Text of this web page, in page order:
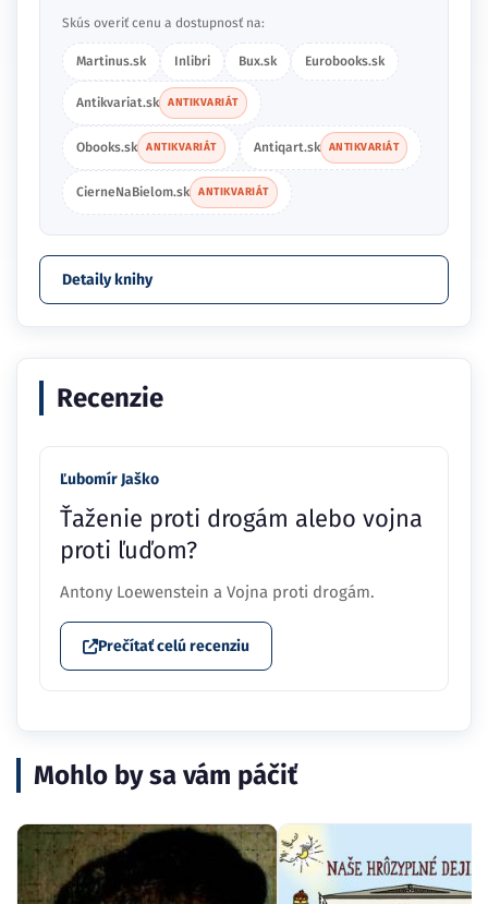
Skús overiť cenu a dostupnosť na:
Martinus.sk Inlibri Bux.sk Eurobooks.sk
Antikvariat.sk ANTIKVARIÁT
Obooks.sk ANTIKVARIÁT Antiqart.sk ANTIKVARIÁT
CierneNaBielom.sk ANTIKVARIÁT
Detaily knihy
Recenzie
Ľubomír Jaško
Ťaženie proti drogám alebo vojna
proti ľuďom?
Antony Loewenstein a Vojna proti drogám.
Prečítať celú recenziu
Mohlo by sa vám páčiť